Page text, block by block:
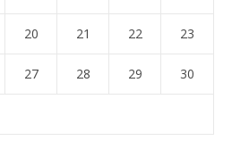
20 21 22 23
27 28 29 30